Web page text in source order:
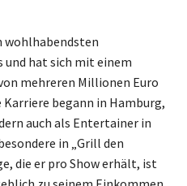
wohlhabendsten
und hat sich mit einem
mehreren Millionen Euro
begann in Hamburg,
auch als Entertainer in
in „Grill den
die er pro Show erhält, ist